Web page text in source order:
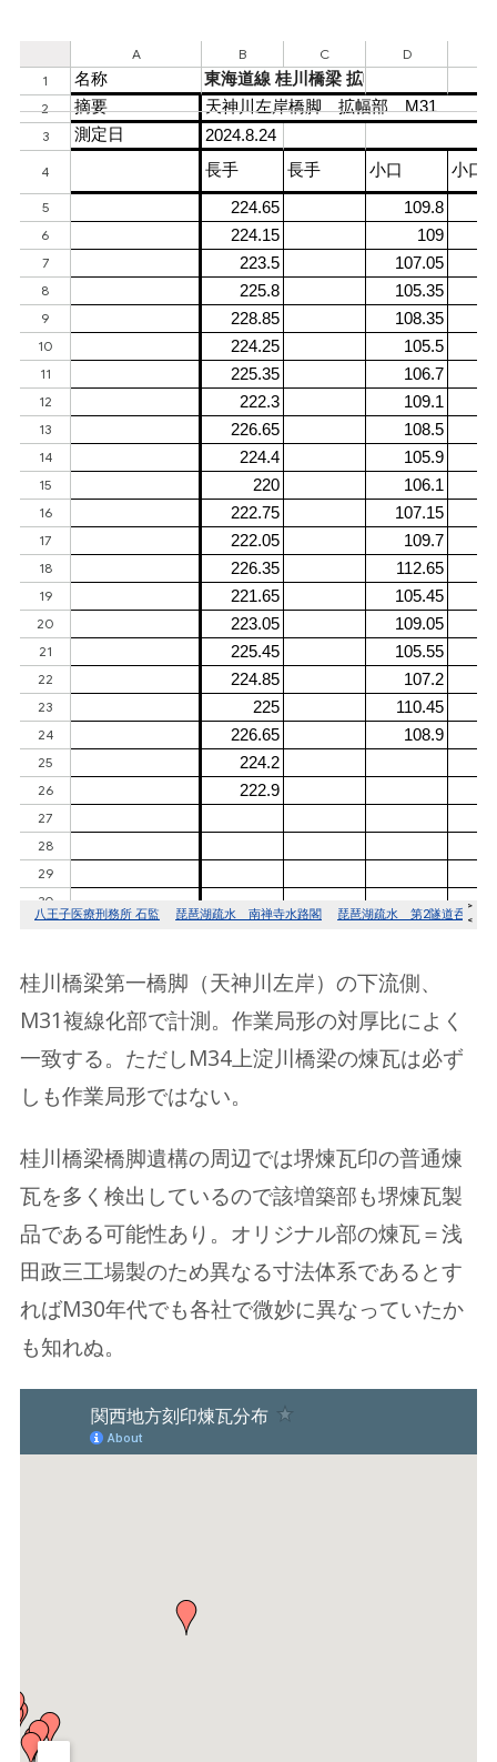
桂川橋梁第一橋脚（天神川左岸）の下流側、
M31複線化部で計測。作業局形の対厚比によく
一致する。ただしM34上淀川橋梁の煉瓦は必ず
しも作業局形ではない。
桂川橋梁橋脚遺構の周辺では堺煉瓦印の普通煉
瓦を多く検出しているので該増築部も堺煉瓦製
品である可能性あり。オリジナル部の煉瓦＝浅
田政三工場製のため異なる寸法体系であるとす
ればM30年代でも各社で微妙に異なっていたか
も知れぬ。